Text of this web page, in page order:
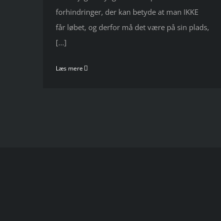
forhindringer, der kan betyde at man IKKE
får løbet, og derfor må det være på sin plads,
[...]
Læs mere